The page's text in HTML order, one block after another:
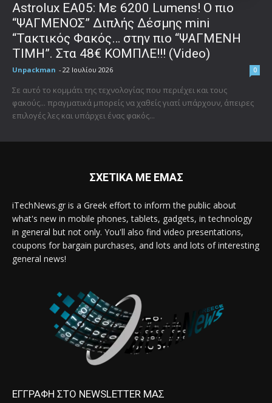
Astrolux ΕΑ05: Με 6200 Lumens! Ο πιο
“ΨΑΓΜΕΝΟΣ” Διπλής Δέσμης mini
“Τακτικός Φακός… στην πιο “ΨΑΓΜΕΝΗ
ΤΙΜΗ”. Στα 48€ ΚΟΜΠΛΕ!!! (Video)
Unpackman - 22 Ιουλίου 2026 0
Σε αυτό το κομμάτι της τεχνολογίας που περιέχει και τους
φακούς... πραγματικά μπορείς να χαθείς γιατί υπάρχουν, άπειρες
επιλογές λες και υπάρχει ένας φακός...
ΣΧΕΤΙΚΑ ΜΕ ΕΜΑΣ
iTechNews.gr is a Greek effort to inform the public about
what's new in mobile phones, tablets, gadgets, in technology
in general but not only. You'll also find video presentations,
coupons for bargain purchases, and lots and lots of interesting
general news!
ΕΓΓΡΑΦΗ ΣΤΟ NEWSLETTER ΜΑΣ